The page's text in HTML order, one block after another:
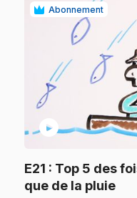
Abonnement
play_circle
E21 : Top 5 des
que de la pluie.